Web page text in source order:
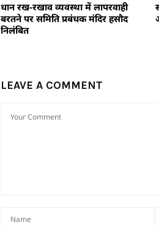
धान रख-रखाव व्यवस्था में लापरवाही
बरतने पर समिति प्रबंधक मंदिर हसौद
निलंबित
LEAVE A COMMENT